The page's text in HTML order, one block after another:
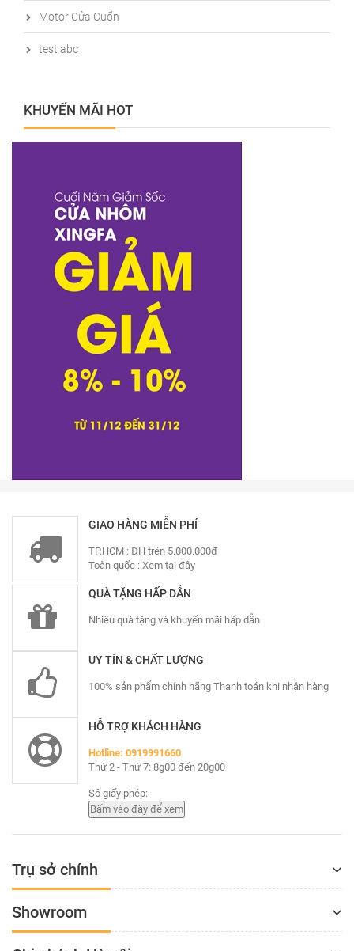
Motor Cửa Cuốn
test abc
KHUYẾN MÃI HOT
GIAO HÀNG MIỄN PHÍ
TP.HCM : ĐH trên 5.000.000đ
Toàn quốc : Xem tại đây
QUÀ TẶNG HẤP DẪN
Nhiều quà tặng và khuyến mãi hấp dẫn
UY TÍN & CHẤT LƯỢNG
100% sản phẩm chính hãng Thanh toán khi nhận hàng
HỖ TRỢ KHÁCH HÀNG
Hotline: 0919991660
Thứ 2 - Thứ 7: 8g00 đến 20g00
Số giấy phép:
Trụ sở chính
Showroom